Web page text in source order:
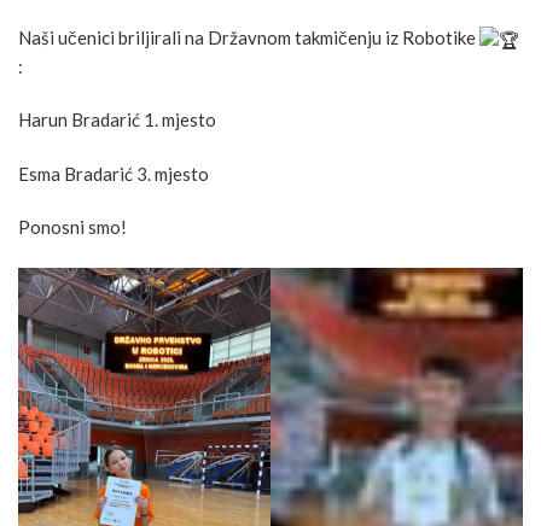
Naši učenici briljirali na Državnom takmičenju iz Robotike
:
Harun Bradarić 1. mjesto
Esma Bradarić 3. mjesto
Ponosni smo!